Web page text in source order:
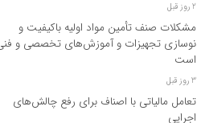
2 روز قبل
مشکلات صنف تأمین مواد اولیه باکیفیت و
نوسازی تجهیزات و آموزش‌های تخصصی و فنی
است
3 روز قبل
تعامل مالیاتی با اصناف برای رفع چالش‌های
اجرایی